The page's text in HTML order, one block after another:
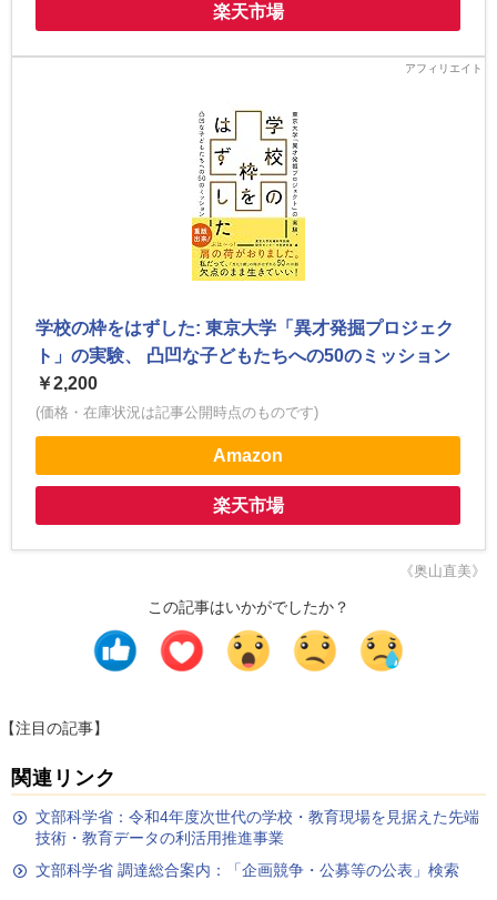
楽天市場
学校の枠をはずした: 東京大学「異才発掘プロジェク
ト」の実験、 凸凹な子どもたちへの50のミッション
￥2,200
(価格・在庫状況は記事公開時点のものです)
Amazon
楽天市場
《奥山直美》
この記事はいかがでしたか？
【注目の記事】
関連リンク
文部科学省：令和4年度次世代の学校・教育現場を見据えた先端
技術・教育データの利活用推進事業
文部科学省 調達総合案内：「企画競争・公募等の公表」検索